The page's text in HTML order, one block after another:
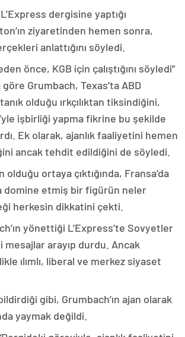
dergisine yaptığı
ziyaretinden hemen sonra,
anlattığını söyledi.
önce, KGB için çalıştığını söyledi”
göre Grumbach, Texas’ta ABD
olduğu ırkçılıktan tiksindiğini,
işbirliği yapma fikrine bu şekilde
Ek olarak, ajanlık faaliyetini hemen
ancak tehdit edildiğini de söyledi.
olduğu ortaya çıktığında, Fransa’da
domine etmiş bir figürün neler
herkesin dikkatini çekti.
yönettiği L’Express’te Sovyetler
mesajlar arayıp durdu. Ancak
ılımlı, liberal ve merkez siyaset
gibi, Grumbach’ın ajan olarak
yaymak değildi.